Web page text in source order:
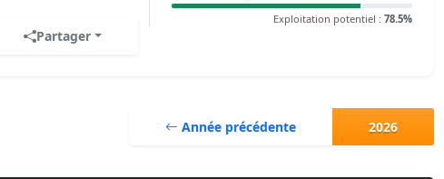
Partager
Exploitation potentiel : 78.5%
Année précédente 2026